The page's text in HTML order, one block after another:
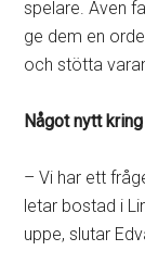
spelare. Även
ge dem en
och stötta
Något nytt
– Vi har ett
letar bostad i
uppe, slutar